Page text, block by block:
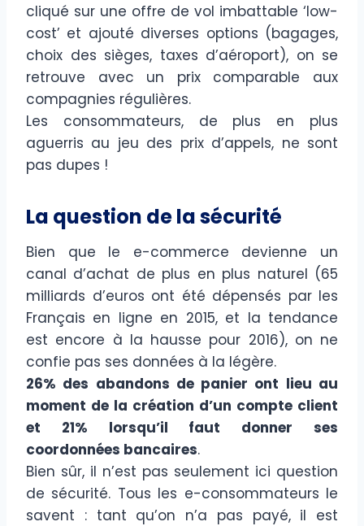
cliqué sur une offre de vol imbattable ‘low-
cost’ et ajouté diverses options (bagages,
choix des sièges, taxes d’aéroport), on se
retrouve avec un prix comparable aux
compagnies régulières.
Les consommateurs, de plus en plus
aguerris au jeu des prix d’appels, ne sont
pas dupes !
La question de la sécurité
Bien que le e-commerce devienne un
canal d’achat de plus en plus naturel (65
milliards d’euros ont été dépensés par les
Français en ligne en 2015, et la tendance
est encore à la hausse pour 2016), on ne
confie pas ses données à la légère.
26% des abandons de panier ont lieu au
moment de la création d’un compte client
et 21% lorsqu’il faut donner ses
coordonnées bancaires.
Bien sûr, il n’est pas seulement ici question
de sécurité. Tous les e-consommateurs le
savent : tant qu’on n’a pas payé, il est